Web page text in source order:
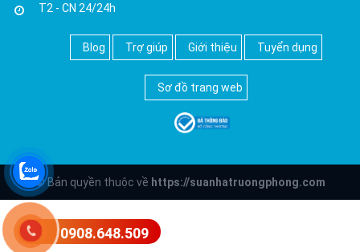
T2 - CN 24/24h
Blog Trợ giúp Giới thiệu Tuyển dụng
Sơ đồ trang web
© Bản quyền thuộc về https://suanhatruongphong.com
0908.648.509